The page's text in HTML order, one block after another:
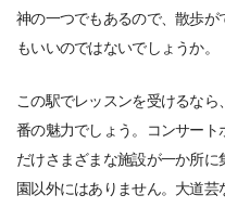
神の一つでもあるので、散歩
もいいのではないでしょうか。
この駅でレッスンを受けるな
番の魅力でしょう。コンサー
だけさまざまな施設が一か所
園以外にはありません。大道